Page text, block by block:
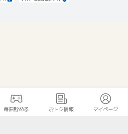
毎日貯める おトク情報 マイページ